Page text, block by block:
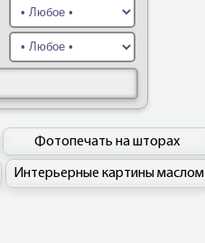
Фотопечать на шторах
Интерьерные картины маслом